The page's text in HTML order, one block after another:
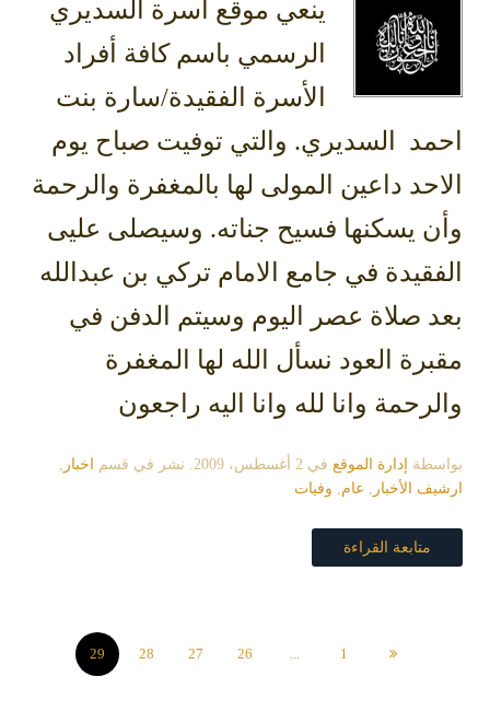
ينعي موقع أسرة السديري
الرسمي باسم كافة أفراد
الأسرة الفقيدة/سارة بنت
احمد السديري. والتي توفيت صباح يوم
الاحد داعين المولى لها بالمغفرة والرحمة
وأن يسكنها فسيح جناته. وسيصلى عليى
الفقيدة في جامع الامام تركي بن عبدالله
بعد صلاة عصر اليوم وسيتم الدفن في
مقبرة العود نسأل الله لها المغفرة
والرحمة وانا لله وانا اليه راجعون
بواسطة إدارة الموقع في 2 أغسطس، 2009 . نشر في قسم اخبار ,
ارشيف الأخبار , عام, وفيات
متابعة القراءة
1
...
26
27
28
29